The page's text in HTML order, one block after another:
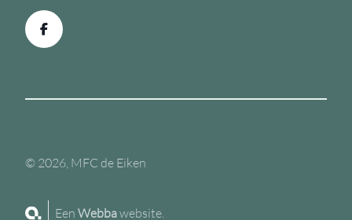
© 2026, MFC de Eiken
EenWebbawebsite.